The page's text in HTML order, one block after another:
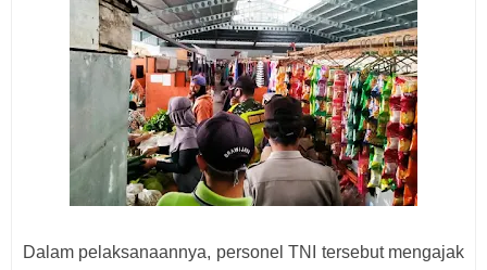
Dalam pelaksanaannya, personel TNI tersebut mengajak